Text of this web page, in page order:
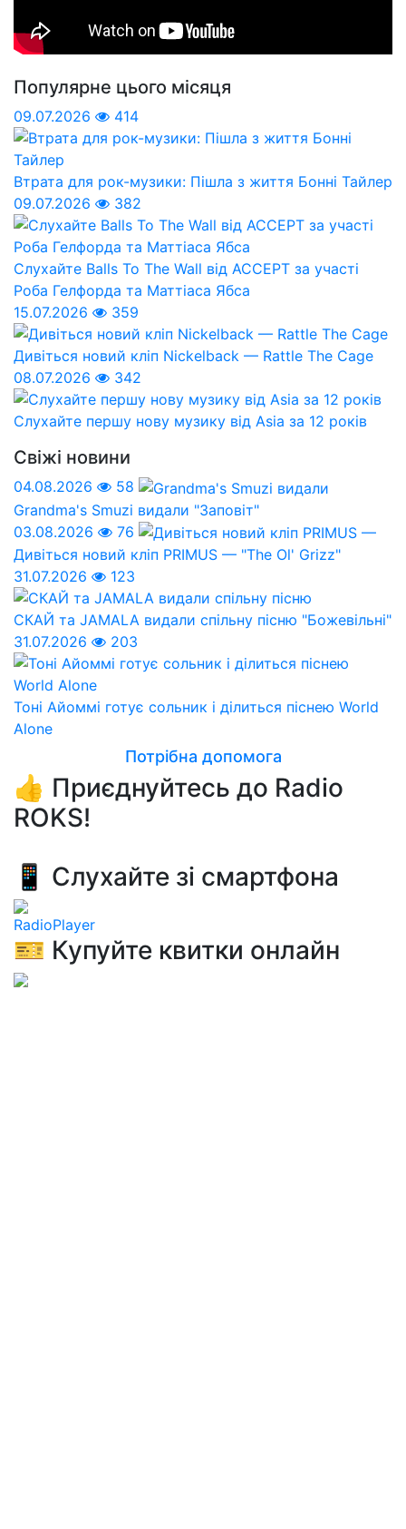
Популярне цього місяця
09.07.2026 414
Втрата для рок-музики: Пішла з життя Бонні Тайлер
09.07.2026
382
Слухайте Balls To The Wall від ACCEPT за участі
Роба Гелфорда та Маттіаса Ябса
15.07.2026
359
Дивіться новий кліп Nickelback — Rattle The Cage
08.07.2026
342
Слухайте першу нову музику від Asia за 12 років
Свіжі новини
04.08.2026
58
Grandma's Smuzi видали "Заповіт"
03.08.2026
76
Дивіться новий кліп PRIMUS — "The Ol' Grizz"
31.07.2026
123
СКАЙ та JAMALA видали спільну пісню "Божевільні"
31.07.2026
203
Тоні Айоммі готує сольник і ділиться піснею World
Alone
Потрібна допомога
👍 Приєднуйтесь до Radio
ROKS!
📱 Слухайте зі смартфона
RadioPlayer
🎫 Купуйте квитки онлайн